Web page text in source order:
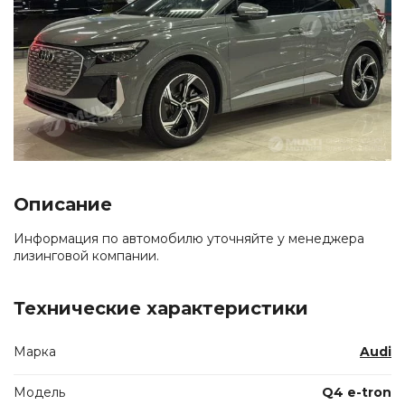
Описание
Информация по автомобилю уточняйте у менеджера
лизинговой компании.
Технические характеристики
Марка Audi
Модель Q4 e-tron